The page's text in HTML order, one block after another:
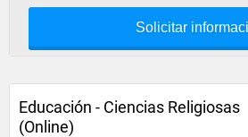
Solicitar
Educación - Ciencias Religiosas
(Online)